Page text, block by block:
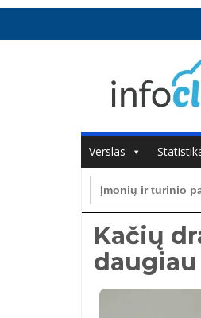
Verslas
Search
for:
Kačių